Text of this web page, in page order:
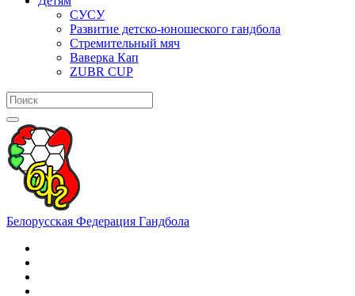
СУСУ
Развитие детско-юношеского гандбола
Стремительный мяч
Ваверка Кап
ZUBR CUP
Белорусская Федерация Гандбола